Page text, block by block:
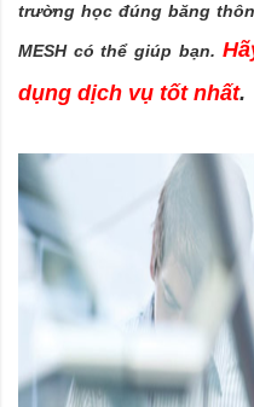
trường học đúng băng
MESH có thể giúp bạn.
dụng dịch vụ tốt nhất.